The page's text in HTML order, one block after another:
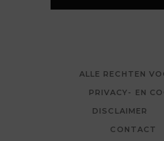
ALLE RECHTEN
PRIVACY- EN
DISCLAIMER
CONTACT